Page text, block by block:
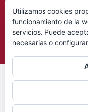
AGENDA
© Fundación General
Política de
Utilizamos cookies
funcionamiento de la
servicios. Puede
necesarias o